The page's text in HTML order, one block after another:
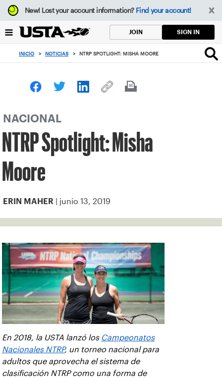
Enfoque
desde
botón
volver
principio
New!Lost your account information? Find your account!
JOIN SIGN IN
INICIO > NOTICIAS > NTRP SPOTLIGHT: MISHA MOORE
NACIONAL
NTRP Spotlight: Misha
Moore
ERIN MAHER | junio 13, 2019
En 2018, la USTA lanzó los Campeonatos
Nacionales NTRP, un torneo nacional para
adultos que aprovecha el sistema de
clasificación NTRP como una forma de